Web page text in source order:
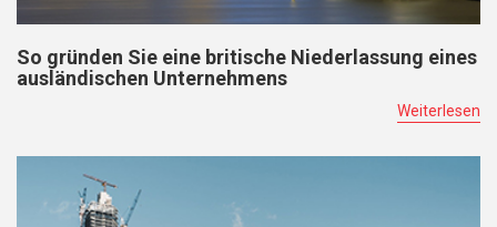
So gründen Sie eine britische Niederlassung eines
ausländischen Unternehmens
Weiterlesen